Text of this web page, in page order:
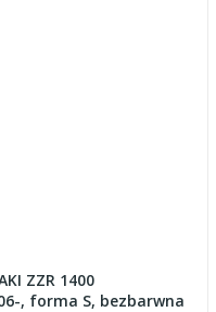
ZZR 1400
, forma S, bezbarwna